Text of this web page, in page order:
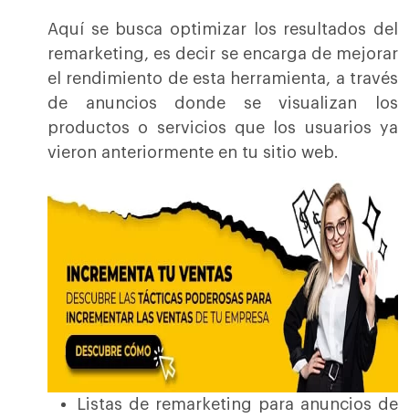
Aquí se busca optimizar los resultados del
remarketing, es decir se encarga de mejorar
el rendimiento de esta herramienta, a través
de anuncios donde se visualizan los
productos o servicios que los usuarios ya
vieron anteriormente en tu sitio web.
Listas de remarketing para anuncios de